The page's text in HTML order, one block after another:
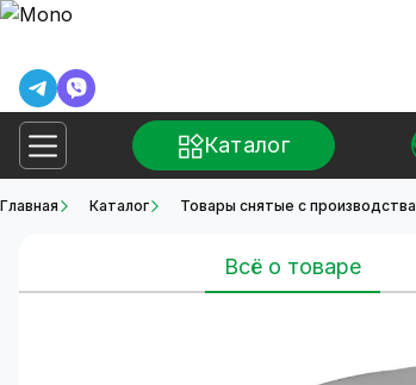
Каталог
Главная Каталог Товары снятые с производства
Всё о товаре